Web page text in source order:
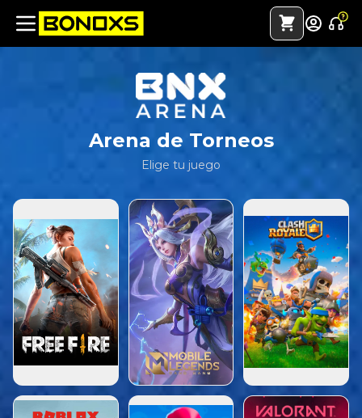
Arena de Torneos
Elige tu juego